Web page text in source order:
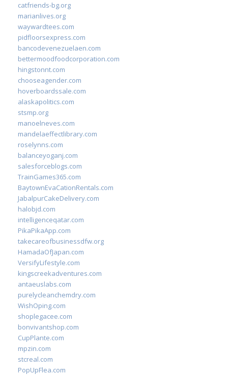
catfriends-bg.org
marianlives.org
waywardtees.com
pidfloorsexpress.com
bancodevenezuelaen.com
bettermoodfoodcorporation.com
hingstonnt.com
chooseagender.com
hoverboardssale.com
alaskapolitics.com
stsmp.org
manoelneves.com
mandelaeffectlibrary.com
roselynns.com
balanceyoganj.com
salesforceblogs.com
TrainGames365.com
BaytownEvaCationRentals.com
JabalpurCakeDelivery.com
halobjd.com
intelligenceqatar.com
PikaPikaApp.com
takecareofbusinessdfw.org
HamadaOfJapan.com
VersifyLifestyle.com
kingscreekadventures.com
antaeuslabs.com
purelycleanchemdry.com
WishOping.com
shoplegacee.com
bonvivantshop.com
CupPlante.com
mpzin.com
stcreal.com
PopUpFlea.com